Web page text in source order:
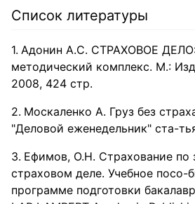
Список литературы
Адонин А.С. СТРАХОВОЕ
методический комплекс. М.:
2008, 424 стр.
Москаленко А. Груз без
"Деловой еженедельник" ста-
Ефимов, О.Н. Страхование по
страховом деле. Учебное посо-
программе подготовки